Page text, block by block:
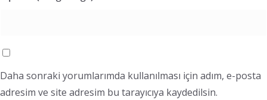
Daha sonraki yorumlarımda kullanılması için adım, e-posta
adresim ve site adresim bu tarayıcıya kaydedilsin.